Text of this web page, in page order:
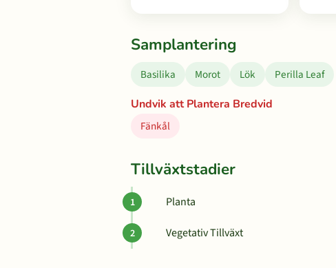
Samplantering
Basilika Morot Lök
Perilla Leaf
Undvik att Plantera Bredvid
Fänkål
Tillväxtstadier
Planta
Vegetativ Tillväxt